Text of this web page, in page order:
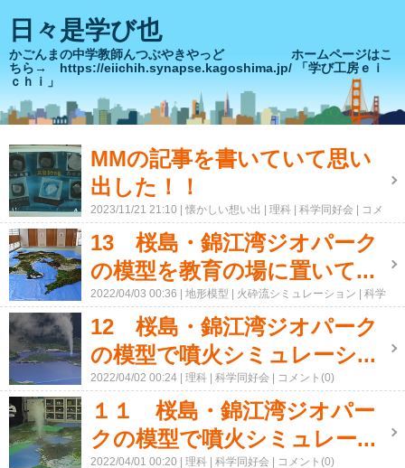
日々是学び也
かごんまの中学教師んつぶやきやっど ホームページはこ
ちら→ https://eiichih.synapse.kagoshima.jp/ 「学び工房ｅｉ
ｃｈｉ」
MMの記事を書いていて思い
出した！！
2023/11/21 21:10 懐かしい想い出 理科 科学同好会
コメ
ント(0)
13 桜島・錦江湾ジオパーク
の模型を教育の場に置いて...
2022/04/03 00:36 地形模型 火砕流シミュレーション
科学
同好会
コメント(0)
12 桜島・錦江湾ジオパーク
の模型で噴火シミュレーシ...
2022/04/02 00:24 理科 科学同好会 コメント(0)
１１ 桜島・錦江湾ジオパー
クの模型で噴火シミュレー...
2022/04/01 00:20 理科 科学同好会 コメント(0)